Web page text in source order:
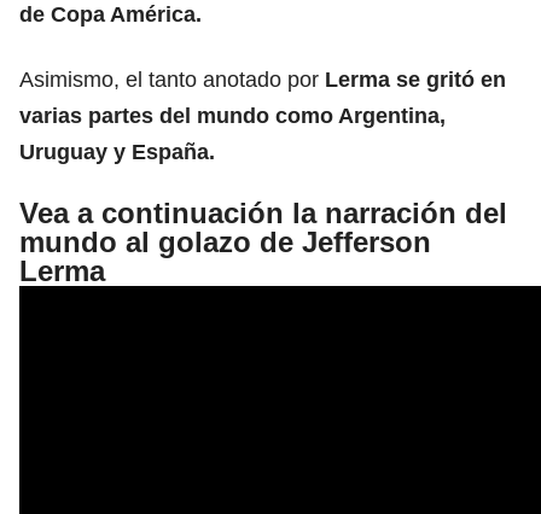
de Copa América.
Asimismo, el tanto anotado por Lerma se gritó en
varias partes del mundo como Argentina,
Uruguay y España.
Vea a continuación la narración del
mundo al golazo de Jefferson
Lerma